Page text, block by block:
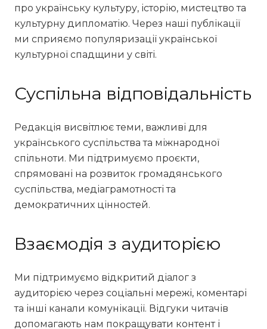
про українську культуру, історію, мистецтво та
культурну дипломатію. Через наші публікації
ми сприяємо популяризації української
культурної спадщини у світі.
Суспільна відповідальність
Редакція висвітлює теми, важливі для
українського суспільства та міжнародної
спільноти. Ми підтримуємо проєкти,
спрямовані на розвиток громадянського
суспільства, медіаграмотності та
демократичних цінностей.
Взаємодія з аудиторією
Ми підтримуємо відкритий діалог з
аудиторією через соціальні мережі, коментарі
та інші канали комунікації. Відгуки читачів
допомагають нам покращувати контент і